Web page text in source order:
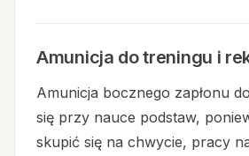
Amunicja do treningu i
Amunicja bocznego zapłonu
się przy nauce podstaw,
skupić się na chwycie, pracy